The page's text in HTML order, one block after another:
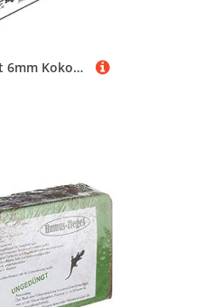
Kokosfaser Brikett 6mm Kokoserde Kokos Quellerde Anzuchterde 5kg Kokosstreu 70L Kokos Ziegel gepresst